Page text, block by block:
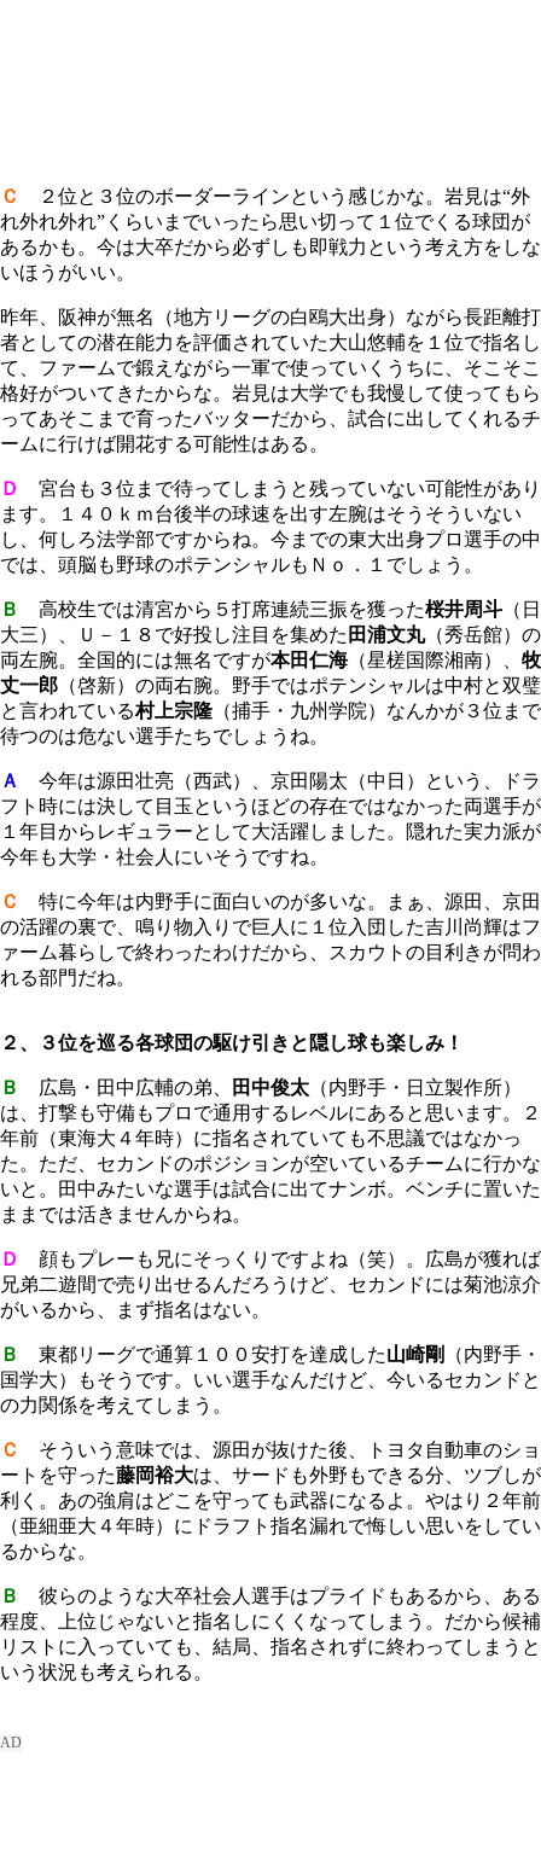
Ｃ
２位と３位のボーダーラインという感じかな。岩見は“外
れ外れ外れ”くらいまでいったら思い切って１位でくる球団が
あるかも。今は大卒だから必ずしも即戦力という考え方をしな
いほうがいい。
昨年、阪神が無名（地方リーグの白鴎大出身）ながら長距離打
者としての潜在能力を評価されていた大山悠輔を１位で指名し
て、ファームで鍛えながら一軍で使っていくうちに、そこそこ
格好がついてきたからな。岩見は大学でも我慢して使ってもら
ってあそこまで育ったバッターだから、試合に出してくれるチ
ームに行けば開花する可能性はある。
Ｄ
宮台も３位まで待ってしまうと残っていない可能性があり
ます。１４０ｋｍ台後半の球速を出す左腕はそうそういない
し、何しろ法学部ですからね。今までの東大出身プロ選手の中
では、頭脳も野球のポテンシャルもＮｏ．１でしょう。
Ｂ 高校生では清宮から５打席連続三振を獲った桜井周斗 （日
大三）、Ｕ－１８で好投し注目を集めた 田浦文丸（秀岳館）の
両左腕。全国的には無名ですが本田仁海（星槎国際湘南）、 牧
丈一郎 （啓新）の両右腕。野手ではポテンシャルは中村と双璧
と言われている村上宗隆 （捕手・九州学院）なんかが３位まで
待つのは危ない選手たちでしょうね。
Ａ
今年は源田壮亮（西武）、京田陽太（中日）という、ドラ
フト時には決して目玉というほどの存在ではなかった両選手が
１年目からレギュラーとして大活躍しました。隠れた実力派が
今年も大学・社会人にいそうですね。
Ｃ
特に今年は内野手に面白いのが多いな。まぁ、源田、京田
の活躍の裏で、鳴り物入りで巨人に１位入団した吉川尚輝はフ
ァーム暮らしで終わったわけだから、スカウトの目利きが問わ
れる部門だね。
２、３位を巡る各球団の駆け引きと隠し球も楽しみ！
Ｂ 広島・田中広輔の弟、 田中俊太 （内野手・日立製作所）
は、打撃も守備もプロで通用するレベルにあると思います。２
年前（東海大４年時）に指名されていても不思議ではなかっ
た。ただ、セカンドのポジションが空いているチームに行かな
いと。田中みたいな選手は試合に出てナンボ。ベンチに置いた
ままでは活きませんからね。
Ｄ
顔もプレーも兄にそっくりですよね（笑）。広島が獲れば
兄弟二遊間で売り出せるんだろうけど、セカンドには菊池涼介
がいるから、まず指名はない。
Ｂ 東都リーグで通算１００安打を達成した山崎剛
（内野手・
国学大）もそうです。いい選手なんだけど、今いるセカンドと
の力関係を考えてしまう。
Ｃ
そういう意味では、源田が抜けた後、トヨタ自動車のショ
ートを守った藤岡裕大は、サードも外野もできる分、ツブしが
利く。あの強肩はどこを守っても武器になるよ。やはり２年前
（亜細亜大４年時）にドラフト指名漏れで悔しい思いをしてい
るからな。
Ｂ
彼らのような大卒社会人選手はプライドもあるから、ある
程度、上位じゃないと指名しにくくなってしまう。だから候補
リストに入っていても、結局、指名されずに終わってしまうと
いう状況も考えられる。